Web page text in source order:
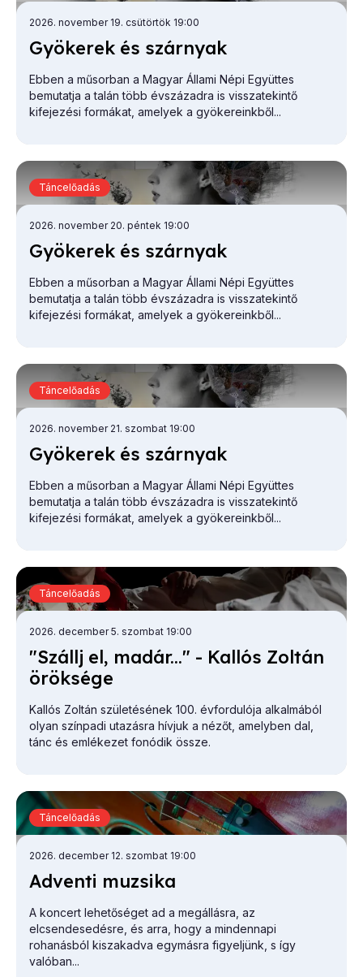
Gyö­ke­rek és szár­nyak
2026. november 19. csütörtök 19:00
Ebben a műsorban a Magyar Állami Népi Együttes
bemutatja a talán több évszázadra is visszatekintő
kifejezési formákat, amelyek a gyökereinkből...
Gyö­ke­rek és szár­nyak
2026. november 20. péntek 19:00
Ebben a műsorban a Magyar Állami Népi Együttes
bemutatja a talán több évszázadra is visszatekintő
kifejezési formákat, amelyek a gyökereinkből...
Táncelőadás
Gyö­ke­rek és szár­nyak
2026. november 21. szombat 19:00
Ebben a műsorban a Magyar Állami Népi Együttes
bemutatja a talán több évszázadra is visszatekintő
kifejezési formákat, amelyek a gyökereinkből...
Táncelőadás
"Szállj el, ma­dár..." - Kal­lós Zol­tán
örök­sé­ge
2026. december 5. szombat 19:00
Kallós Zoltán születésének 100. évfordulója alkalmából
olyan színpadi utazásra hívjuk a nézőt, amelyben dal,
tánc és emlékezet fonódik össze.
Táncelőadás
Ad­ven­ti mu­zsi­ka
2026. december 12. szombat 19:00
A koncert lehetőséget ad a megállásra, az
elcsendesedésre, és arra, hogy a mindennapi
rohanásból kiszakadva egymásra figyeljünk, s így
valóban...
Táncelőadás